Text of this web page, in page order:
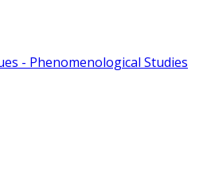
- Phenomenological Studies